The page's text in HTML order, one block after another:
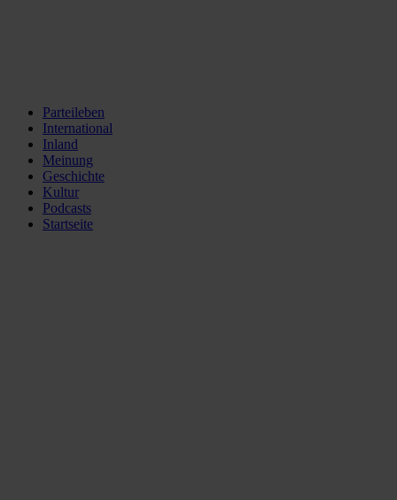
Parteileben
International
Inland
Meinung
Geschichte
Kultur
Podcasts
Startseite